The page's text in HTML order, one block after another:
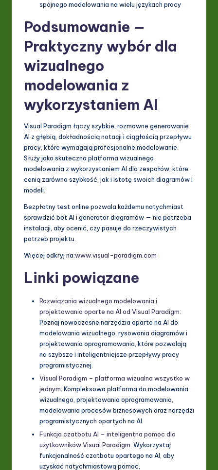
spójnego modelowania na wielu językach pracy
Podsumowanie —
Praktyczny wybór dla
wizualnego
modelowania z
wykorzystaniem AI
Visual Paradigm łączy szybkie, rozmowne generowanie
AI z głębią, dokładnością notacji i ciągłością przepływu
pracy, które wymagają profesjonalne modelowanie.
Służy jako skuteczna platforma wizualnego
modelowania z wykorzystaniem AI dla zespołów, które
cenią zarówno szybkość, jak i istotę swoich diagramów i
modeli.
Bezpłatny test online pozwala każdemu natychmiast
sprawdzić bot AI i generator diagramów — nie potrzeba
instalacji, aby ocenić, czy pasuje do rzeczywistych
potrzeb projektu.
Więcej odkryj na:www.visual-paradigm.com
Linki powiązane
Rozwiązania wizualnego modelowania i
projektowania oparte na AI od Visual Paradigm:
Poznaj nowoczesne narzędzia oparte na AI do
modelowania wizualnego, rysowania diagramów i
projektowania oprogramowania, które pozwalają
na szybsze i inteligentniejsze przepływy pracy
programistycznej.
Visual Paradigm – platforma wizualna wszystko w
jednym: Kompleksowa platforma do modelowania
wizualnego, projektowania oprogramowania,
modelowania procesów biznesowych oraz narzędzi
programistycznych opartych na AI.
Funkcja czatbotu AI – inteligentna pomoc dla
użytkowników Visual Paradigm: Wykorzystaj
funkcjonalność czatbotu opartego na AI, aby
uzyskać natychmiastową pomoc,